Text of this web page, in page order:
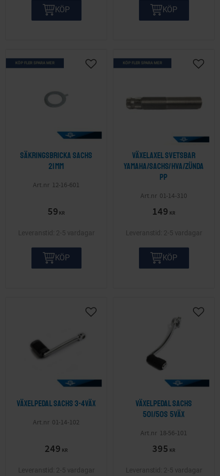
KÖP KÖP
Säkringsbricka Sachs
21mm
12-16-601
59 KR
KÖP FLER SPARA MER
Lägg till i önskelista
2-5 vardagar
KÖP
Växelaxel svetsbar
Yamaha/Sachs/HVA/Zünda
pp
01-14-310
149 KR
KÖP FLER SPARA MER
Lägg
2-5 vardagar
KÖP
Växelpedal Sachs 3-4väx
01-14-102
249 KR
Lägg till i önskelista
2-5 vardagar
Växelpedal Sachs
501/50S 5väx
18-56-101
395 KR
Lägg
2-5 vardagar